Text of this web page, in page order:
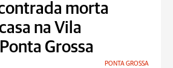
morta
na Vila
Grossa
PONTA GROSSA